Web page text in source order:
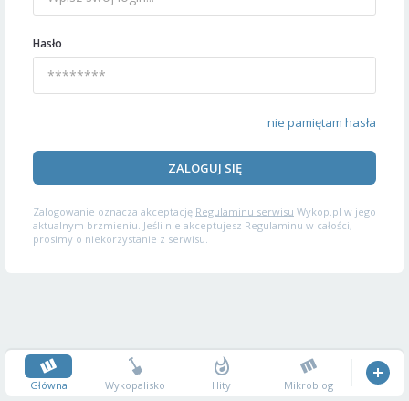
Hasło
nie pamiętam hasła
ZALOGUJ SIĘ
Zalogowanie oznacza akceptację Regulaminu serwisu Wykop.pl w jego
aktualnym brzmieniu. Jeśli nie akceptujesz Regulaminu w całości,
prosimy o niekorzystanie z serwisu.
Główna Wykopalisko Hity Mikroblog